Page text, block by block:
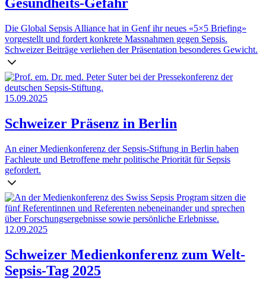
Die Global Sepsis Alliance hat in Genf ihr neues «5×5 Briefing»
vorgestellt und fordert konkrete Massnahmen gegen Sepsis.
Schweizer Beiträge verliehen der Präsentation besonderes Gewicht.
15.09.2025
Schweizer Präsenz in Berlin
An einer Medienkonferenz der Sepsis-Stiftung in Berlin haben
Fachleute und Betroffene mehr politische Priorität für Sepsis
gefordert.
12.09.2025
Schweizer Medienkonferenz zum Welt-
Sepsis-Tag 2025